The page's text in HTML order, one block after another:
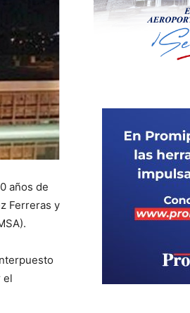
años de
Ferreras y
el